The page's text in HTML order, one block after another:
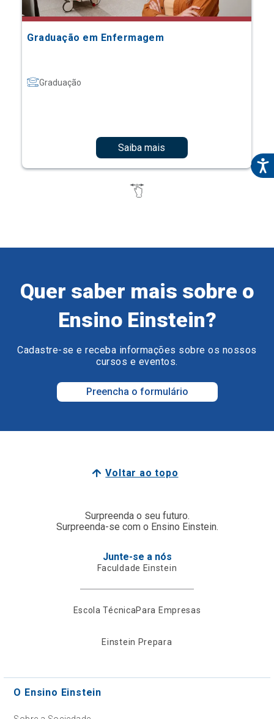
Graduação em Enfermagem
Graduação
Saiba mais
Quer saber mais sobre o
Ensino Einstein?
Cadastre-se e receba informações sobre os nossos
cursos e eventos.
Preencha o formulário
Voltar ao topo
Surpreenda o seu futuro.
Surpreenda-se com o Ensino Einstein.
Junte-se a nós
Faculdade Einstein
Escola TécnicaPara Empresas
Einstein Prepara
O Ensino Einstein